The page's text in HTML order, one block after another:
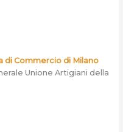
di Commercio di Milano
Unione Artigiani della